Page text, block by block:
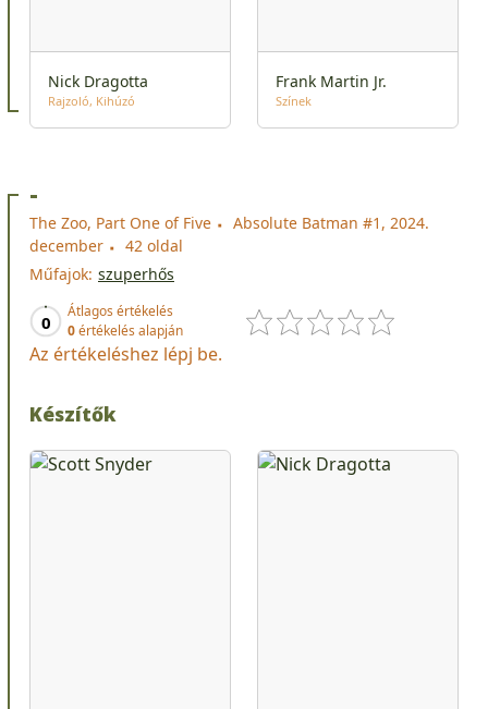
Nick Dragotta
Rajzoló Kihúzó
Frank Martin Jr.
Színek
-
The Zoo, Part One of Five
Absolute Batman #1, 2024.
december
42 oldal
Műfajok: szuperhős
0
Átlagos értékelés
0értékelés alapján
Az értékeléshez lépj be.
Készítők